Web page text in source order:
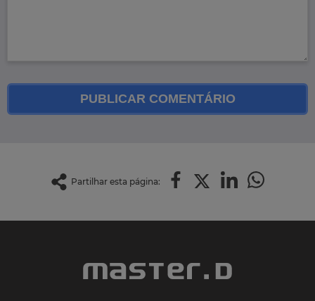
PUBLICAR COMENTÁRIO
Partilhar esta página: